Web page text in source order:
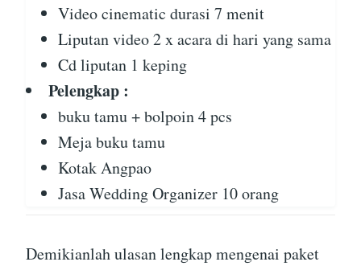
Video cinematic durasi 7 menit
Liputan video 2 x acara di hari yang sama
Cd liputan 1 keping
Pelengkap :
buku tamu + bolpoin 4 pcs
Meja buku tamu
Kotak Angpao
Jasa Wedding Organizer 10 orang
Demikianlah ulasan lengkap mengenai paket